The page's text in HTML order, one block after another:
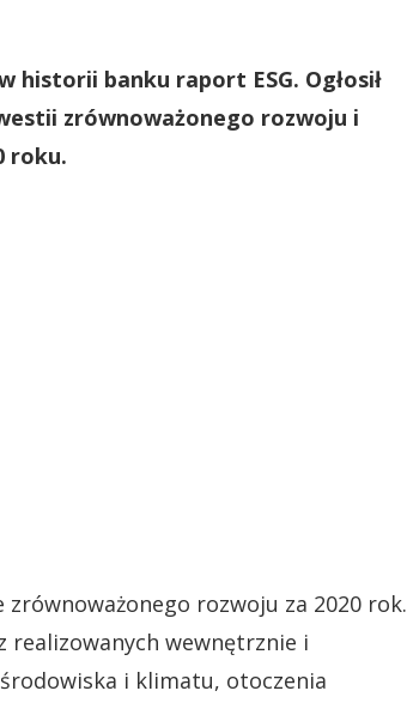
historii banku raport ESG. Ogłosił
zrównoważonego rozwoju i
roku.
rozwoju za 2020 rok.
realizowanych wewnętrznie i
i klimatu, otoczenia